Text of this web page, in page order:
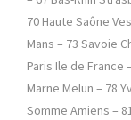
70 Haute Saône
Mans – 73 Savoie
Paris Ile de France
Marne Melun – 78
Somme Amiens –